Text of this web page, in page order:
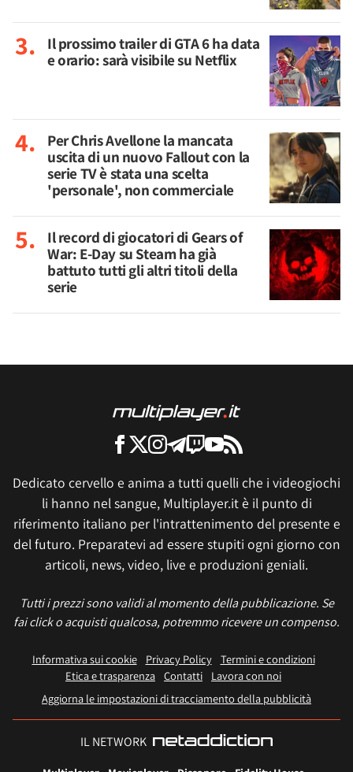
Il prossimo trailer di GTA 6 ha data
e orario: sarà visibile su Netflix
Per Chris Avellone la mancata
uscita di un nuovo Fallout con la
serie TV è stata una scelta
'personale', non commerciale
Il record di giocatori di Gears of
War: E-Day su Steam ha già
battuto tutti gli altri titoli della
serie
Dedicato cervello e anima a tutti quelli che i videogiochi
li hanno nel sangue, Multiplayer.it è il punto di
riferimento italiano per l'intrattenimento del presente e
del futuro. Preparatevi ad essere stupiti ogni giorno con
articoli, news, video, live e produzioni geniali.
Tutti i prezzi sono validi al momento della pubblicazione. Se
fai click o acquisti qualcosa, potremmo ricevere un compenso.
Informativa sui cookie Privacy Policy
Termini e condizioni
Etica e trasparenza Contatti
Lavora con noi
Aggiorna le impostazioni di tracciamento della pubblicità
IL NETWORK